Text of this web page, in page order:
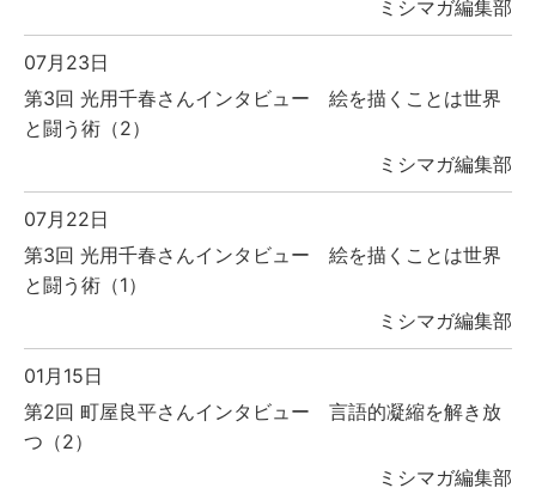
ミシマガ編集部
07月23日
第3回 光用千春さんインタビュー 絵を描くことは世界
と闘う術（2）
ミシマガ編集部
07月22日
第3回 光用千春さんインタビュー 絵を描くことは世界
と闘う術（1）
ミシマガ編集部
01月15日
第2回 町屋良平さんインタビュー 言語的凝縮を解き放
つ（2）
ミシマガ編集部